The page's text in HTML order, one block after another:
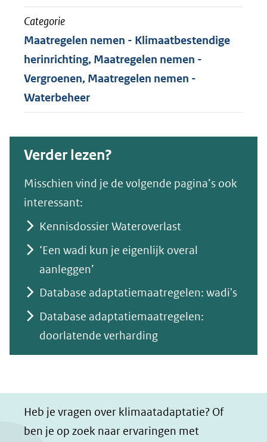
Categorie
Maatregelen nemen - Klimaatbestendige
herinrichting, Maatregelen nemen -
Vergroenen, Maatregelen nemen -
Waterbeheer
Verder lezen?
Misschien vind je de volgende pagina’s ook
interessant:
Kennisdossier Wateroverlast
‘Een wadi kun je eigenlijk overal
aanleggen’
Database adaptatiemaatregelen: wadi's
Database adaptatiemaatregelen:
doorlatende verharding
Heb je vragen over klimaatadaptatie? Of
ben je op zoek naar ervaringen met